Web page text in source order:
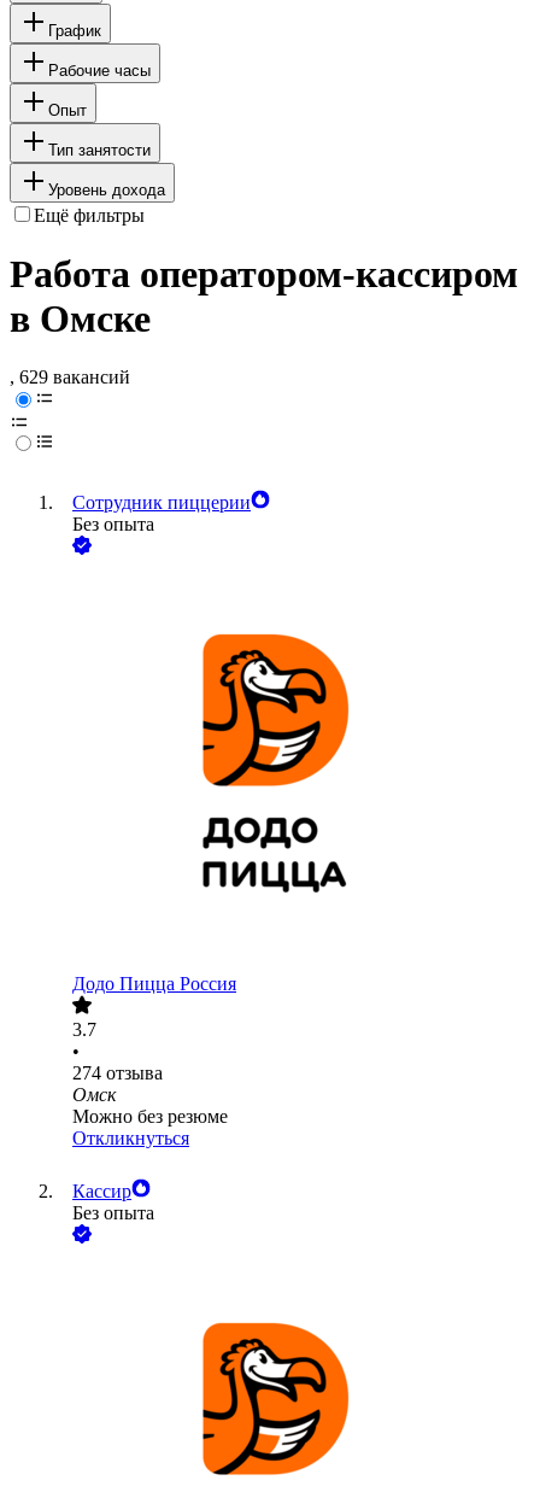
График
Рабочие часы
Опыт
Тип занятости
Уровень дохода
Ещё фильтры
Работа оператором-кассиром
в Омске
, 629 вакансий
Сотрудник пиццерии
Без опыта
Додо Пицца Россия
3.7
•
274 отзыва
Омск
Можно без резюме
Откликнуться
Кассир
Без опыта